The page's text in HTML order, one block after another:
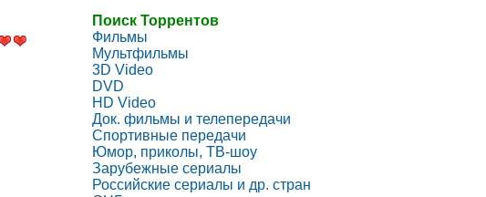
Поиск Торрентов
Фильмы
Мультфильмы
3D Video
DVD
HD Video
Док. фильмы и телепередачи
Спортивные передачи
Юмор, приколы, ТВ-шоу
Зарубежные сериалы
Российские сериалы и др. стран